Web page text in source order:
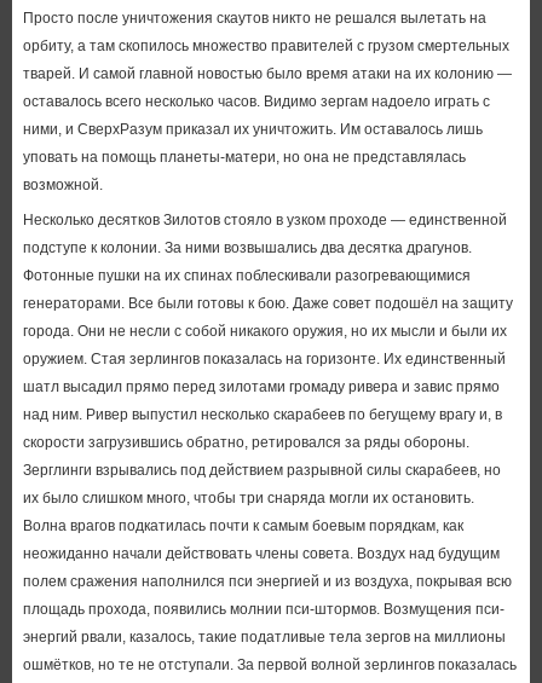
Просто после уничтожения скаутов никто не решался вылетать на
орбиту, а там скопилось множество правителей с грузом смертельных
тварей. И самой главной новостью было время атаки на их колонию —
оставалось всего несколько часов. Видимо зергам надоело играть с
ними, и СверхРазум приказал их уничтожить. Им оставалось лишь
уповать на помощь планеты-матери, но она не представлялась
возможной.
Несколько десятков Зилотов стояло в узком проходе — единственной
подступе к колонии. За ними возвышались два десятка драгунов.
Фотонные пушки на их спинах поблескивали разогревающимися
генераторами. Все были готовы к бою. Даже совет подошёл на защиту
города. Они не несли с собой никакого оружия, но их мысли и были их
оружием. Стая зерлингов показалась на горизонте. Их единственный
шатл высадил прямо перед зилотами громаду ривера и завис прямо
над ним. Ривер выпустил несколько скарабеев по бегущему врагу и, в
скорости загрузившись обратно, ретировался за ряды обороны.
Зерглинги взрывались под действием разрывной силы скарабеев, но
их было слишком много, чтобы три снаряда могли их остановить.
Волна врагов подкатилась почти к самым боевым порядкам, как
неожиданно начали действовать члены совета. Воздух над будущим
полем сражения наполнился пси энергией и из воздуха, покрывая всю
площадь прохода, появились молнии пси-штормов. Возмущения пси-
энергий рвали, казалось, такие податливые тела зергов на миллионы
ошмётков, но те не отступали. За первой волной зерлингов показалась